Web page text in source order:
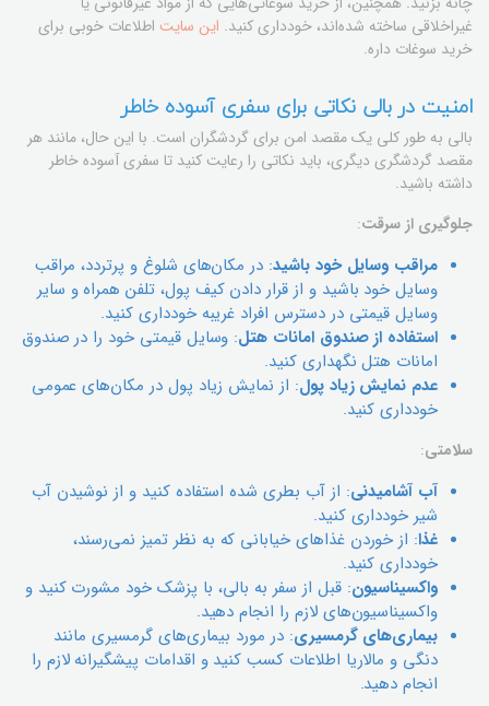
غیراخلاقی ساخته شده‌اند، خودداری کنید. این سایت اطلاعات خوبی برای
خرید سوغات داره.
امنیت در بالی نکاتی برای سفری آسوده خاطر
بالی به طور کلی یک مقصد امن برای گردشگران است. با این حال، مانند هر
مقصد گردشگری دیگری، باید نکاتی را رعایت کنید تا سفری آسوده خاطر
داشته باشید.
جلوگیری از سرقت:
مراقب وسایل خود باشید: در مکان‌های شلوغ و پرتردد، مراقب
وسایل خود باشید و از قرار دادن کیف پول، تلفن همراه و سایر
وسایل قیمتی در دسترس افراد غریبه خودداری کنید.
استفاده از صندوق امانات هتل: وسایل قیمتی خود را در صندوق
امانات هتل نگهداری کنید.
عدم نمایش زیاد پول: از نمایش زیاد پول در مکان‌های عمومی
خودداری کنید.
سلامتی:
آب آشامیدنی: از آب بطری شده استفاده کنید و از نوشیدن آب
شیر خودداری کنید.
غذا: از خوردن غذاهای خیابانی که به نظر تمیز نمی‌رسند،
خودداری کنید.
واکسیناسیون: قبل از سفر به بالی، با پزشک خود مشورت کنید و
واکسیناسیون‌های لازم را انجام دهید.
بیماری‌های گرمسیری: در مورد بیماری‌های گرمسیری مانند
دنگی و مالاریا اطلاعات کسب کنید و اقدامات پیشگیرانه لازم را
انجام دهید.